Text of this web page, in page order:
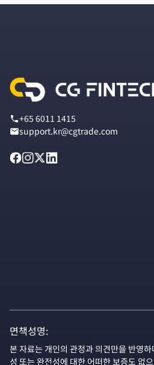
+65 6011 1415
support.kr@cgtrade.com
면책성명:
본 자료는 개인의 관정과 의견만을 반영
성 또는 완전성에 대한 어떠한 보증도 없